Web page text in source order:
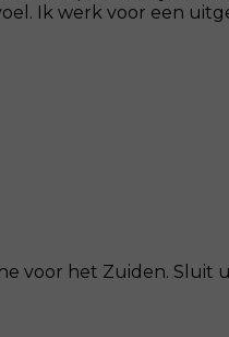
Ik werk voor een
voor het Zuiden. Sluit